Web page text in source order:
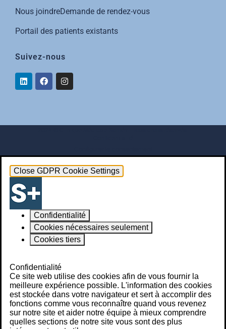
Nous joindreDemande de rendez-vous
Portail des patients existants
Suivez-nous
Close GDPR Cookie Settings
Confidentialité
Cookies nécessaires seulement
Cookies tiers
Confidentialité
Ce site web utilise des cookies afin de vous fournir la
meilleure expérience possible. L'information des cookies
est stockée dans votre navigateur et sert à accomplir des
fonctions comme vous reconnaître quand vous revenez
sur notre site et aider notre équipe à mieux comprendre
quelles sections de notre site vous sont des plus